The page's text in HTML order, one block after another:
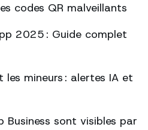
codes QR malveillants
2025 : Guide complet
les mineurs : alertes IA et
sont visibles par